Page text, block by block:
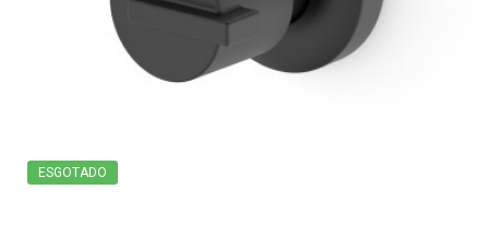
ESGOTADO